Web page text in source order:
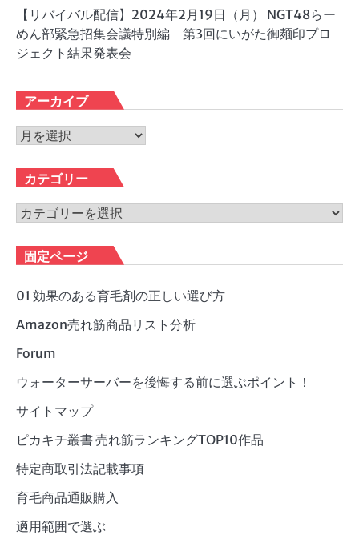
【リバイバル配信】2024年2月19日（月） NGT48らー
めん部緊急招集会議特別編 第3回にいがた御麺印プロ
ジェクト結果発表会
アーカイブ
ア
カ
イ
ブ
カテゴリー
カ
ゴ
リ
ー
固定ページ
01 効果のある育毛剤の正しい選び方
Amazon売れ筋商品リスト分析
Forum
ウォーターサーバーを後悔する前に選ぶポイント！
サイトマップ
ピカキチ叢書 売れ筋ランキングTOP10作品
特定商取引法記載事項
育毛商品通販購入
適用範囲で選ぶ